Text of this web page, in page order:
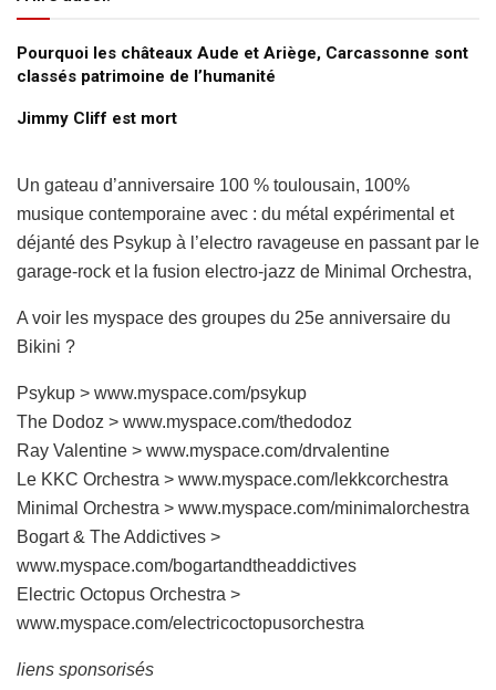
Pourquoi les châteaux Aude et Ariège, Carcassonne sont
classés patrimoine de l’humanité
Jimmy Cliff est mort
Un gateau d’anniversaire 100 % toulousain, 100%
musique contemporaine avec : du métal expérimental et
déjanté des Psykup à l’electro ravageuse en passant par le
garage-rock et la fusion electro-jazz de Minimal Orchestra,
A voir les myspace des groupes du 25e anniversaire du
Bikini ?
Psykup > www.myspace.com/psykup
The Dodoz > www.myspace.com/thedodoz
Ray Valentine > www.myspace.com/drvalentine
Le KKC Orchestra > www.myspace.com/lekkcorchestra
Minimal Orchestra > www.myspace.com/minimalorchestra
Bogart & The Addictives >
www.myspace.com/bogartandtheaddictives
Electric Octopus Orchestra >
www.myspace.com/electricoctopusorchestra
liens sponsorisés